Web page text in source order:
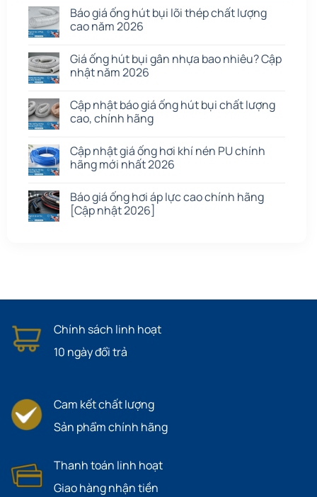
Tấm cao suBáo giá ống hút bụi lõi thép chất lượng
cao năm 2026
Giá ống hút bụi gân nhựa bao nhiêu? Cập
nhật năm 2026
Cập nhật báo giá ống hút bụi chất lượng
cao, chính hãng
Cập nhật giá ống hơi khí nén PU chính
hãng mới nhất 2026
Báo giá ống hơi áp lực cao chính hãng
[Cập nhật 2026]
Chính sách linh hoạt
10 ngày đổi trả
Cam kết chất lượng
Sản phẩm chính hãng
Thanh toán linh hoạt
Giao hàng nhận tiền